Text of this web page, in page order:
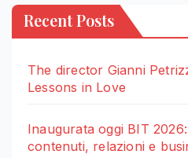
Recent Posts
The director Gianni
Lessons in Love
Inaugurata oggi BIT
contenuti, relazioni e